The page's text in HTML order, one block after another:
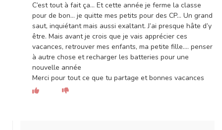
C’est tout à fait ça… Et cette année je ferme la classe
pour de bon… je quitte mes petits pour des CP… Un grand
saut, inquiétant mais aussi exaltant. J’ai presque hâte d’y
être. Mais avant je crois que je vais apprécier ces
vacances, retrouver mes enfants, ma petite fille…. penser
à autre chose et recharger les batteries pour une
nouvelle année
Merci pour tout ce que tu partage et bonnes vacances